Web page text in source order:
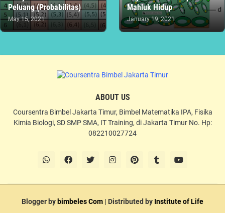
Peluang (Probabilitas)
May 15, 2021
Mahluk Hidup
January 19, 2021
ABOUT US
Coursentra Bimbel Jakarta Timur, Bimbel Matematika IPA, Fisika
Kimia Biologi, SD SMP SMA, IT Training, di Jakarta Timur No. Hp:
082210027724
Blogger by bimbeles Com | Distributed by Institute of Life